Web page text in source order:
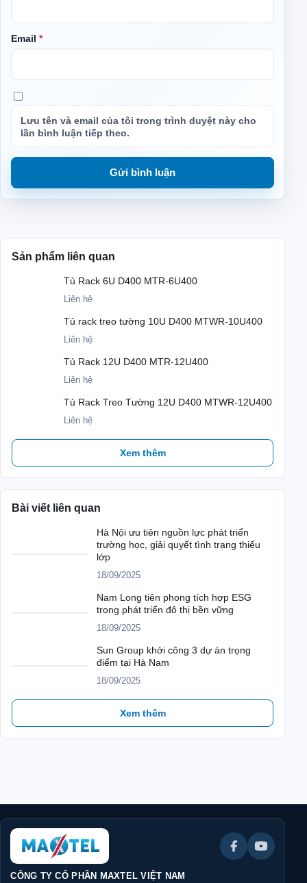
Email*
Lưu tên và email của tôi trong trình duyệt này cho
lần bình luận tiếp theo.
Sản phẩm liên quan
Tủ Rack 6U D400 MTR-6U400
Liên hệ
Tủ rack treo tường 10U D400 MTWR-10U400
Liên hệ
Tủ Rack 12U D400 MTR-12U400
Liên hệ
Tủ Rack Treo Tường 12U D400 MTWR-12U400
Liên hệ
Xem thêm
Bài viết liên quan
Hà Nội ưu tiên nguồn lực phát triển
trường học, giải quyết tình trạng thiếu
lớp
18/09/2025
Nam Long tiên phong tích hợp ESG
trong phát triển đô thị bền vững
18/09/2025
Sun Group khởi công 3 dự án trọng
điểm tại Hà Nam
18/09/2025
Xem thêm
CÔNG TY CỔ PHẦN MAXTEL VIỆT NAM